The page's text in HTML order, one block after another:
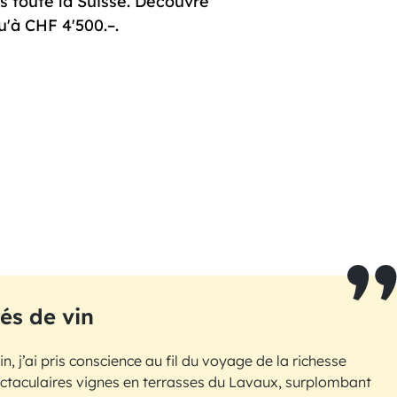
CHF 4'500.–.
de vin
j’ai pris conscience au fil du voyage de la richesse
vignes en terrasses du Lavaux, surplombant